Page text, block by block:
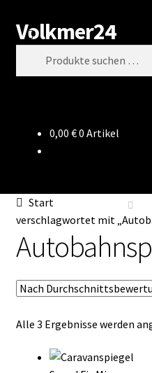
Zur
Navigation
springen
Zum
Inhalt
springen
Volkmer24
Suchen
Impressum
Datenschutz
Impressum
Kasse
Mein Konto
0,00 €0 Artikel
Start
verschlagwortet mit
Alle 3 Ergebnisse werden